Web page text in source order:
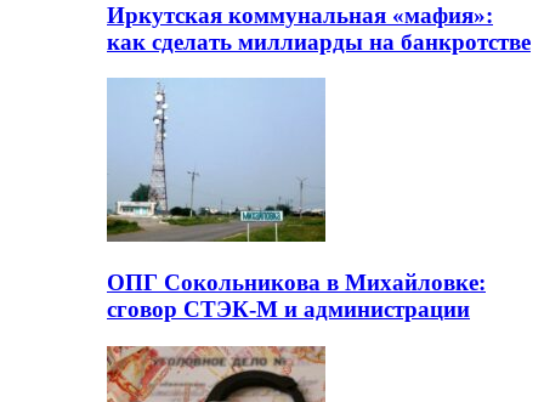
Иркутская коммунальная «мафия»:
как сделать миллиарды на банкротстве
ОПГ Сокольникова в Михайловке:
сговор СТЭК-М и администрации